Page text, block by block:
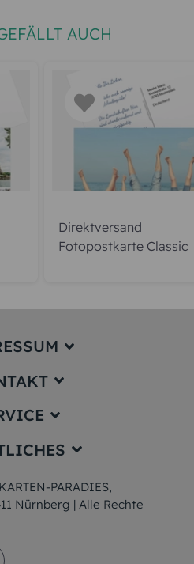
AUCH
Direktversand
Fotopostkarte Classic
paradies.de
Versand
Musterset
Produktion
PARADIES,
Nürnberg | Alle Rechte